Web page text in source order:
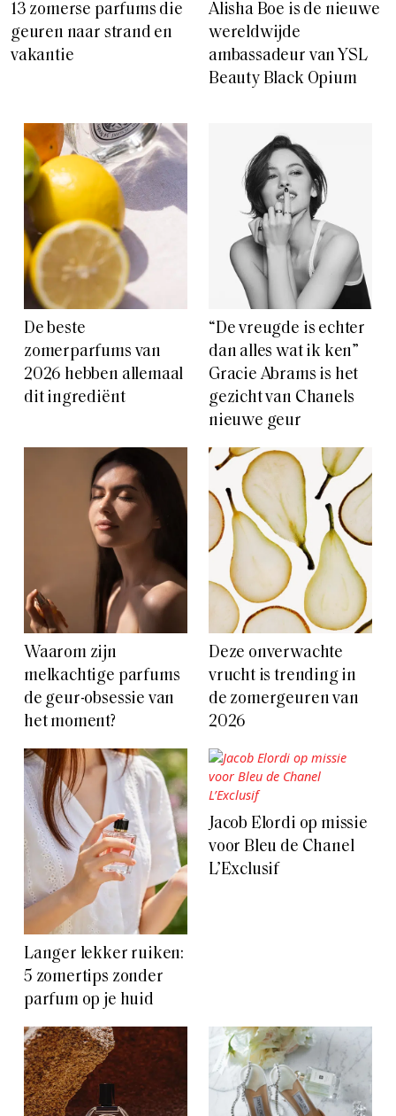
13 zomerse parfums die
geuren naar strand en
vakantie
Alisha Boe is de nieuwe
wereldwijde
ambassadeur van YSL
Beauty Black Opium
De beste
zomerparfums van
2026 hebben allemaal
dit ingrediënt
“De vreugde is echter
dan alles wat ik ken”
Gracie Abrams is het
gezicht van Chanels
nieuwe geur
Waarom zijn
melkachtige parfums
de geur-obsessie van
het moment?
Deze onverwachte
vrucht is trending in
de zomergeuren van
2026
Langer lekker ruiken:
5 zomertips zonder
parfum op je huid
Jacob Elordi op missie
voor Bleu de Chanel
L’Exclusif